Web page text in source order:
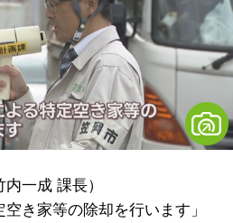
一成 課長）
空き家等の除却を行います」